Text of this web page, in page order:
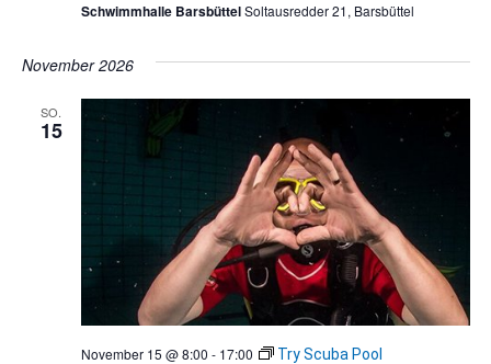
Schwimmhalle BarsbüttelSoltausredder 21, Barsbüttel
November 2026
SO.
15
November 15 @ 8:00 - 17:00 Try Scuba Pool